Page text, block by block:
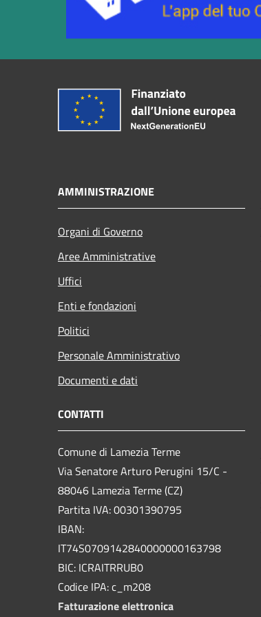
AMMINISTRAZIONE
Organi di Governo
Aree Amministrative
Uffici
Enti e fondazioni
Politici
Personale Amministrativo
Documenti e dati
CONTATTI
Comune di Lamezia Terme
Via Senatore Arturo Perugini 15/C -
88046 Lamezia Terme (CZ)
Partita IVA: 00301390795
IBAN:
IT74S0709142840000000163798
BIC: ICRAITRRUB0
Codice IPA: c_m208
Fatturazione elettronica